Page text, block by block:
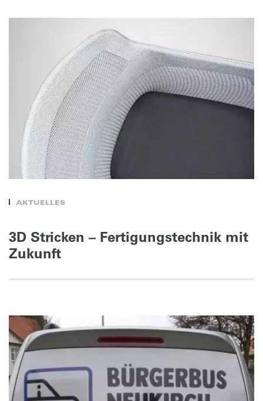
AKTUELLES
3D Stricken – Fertigungstechnik mit
Zukunft